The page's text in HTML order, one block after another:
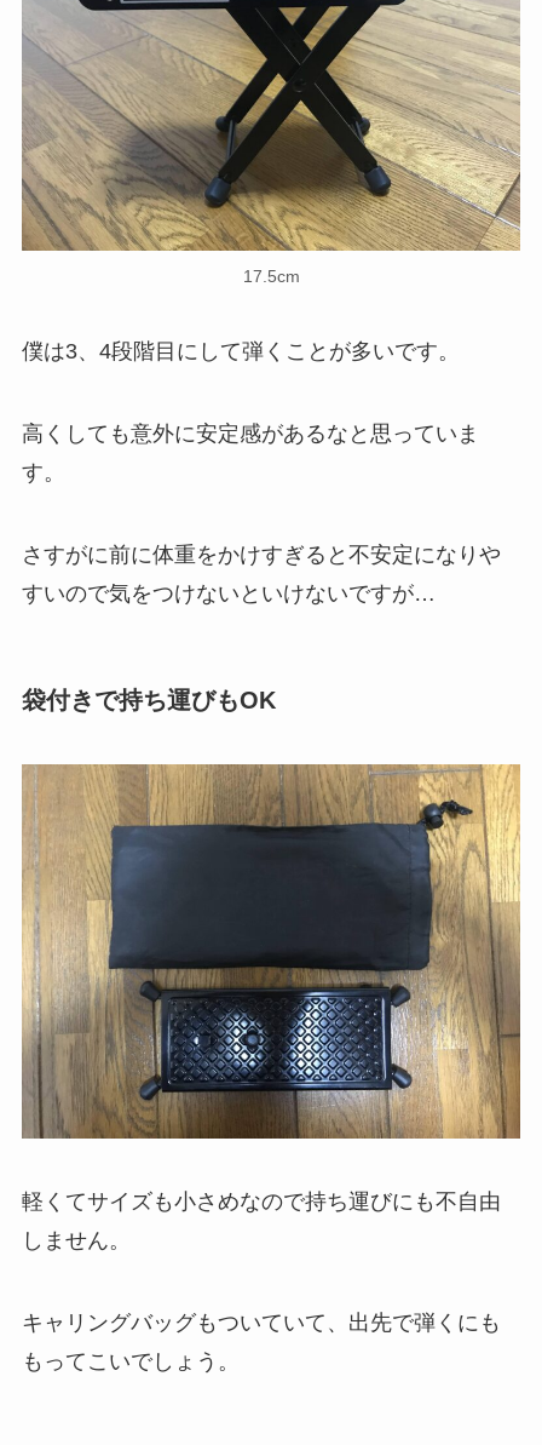
17.5cm
僕は3、4段階目にして弾くことが多いです。
高くしても意外に安定感があるなと思っていま
す。
さすがに前に体重をかけすぎると不安定になりや
すいので気をつけないといけないですが…
袋付きで持ち運びもOK
軽くてサイズも小さめなので持ち運びにも不自由
しません。
キャリングバッグもついていて、出先で弾くにも
もってこいでしょう。